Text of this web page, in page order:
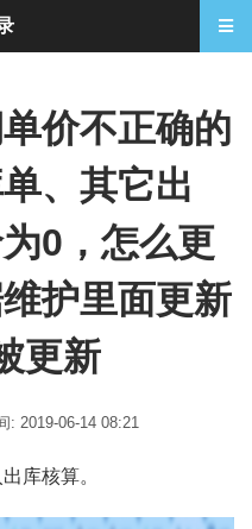
价不正确的
、其它出
0，怎么更
护里面更新
更新
: 2019-06-14 08:21
库核算。